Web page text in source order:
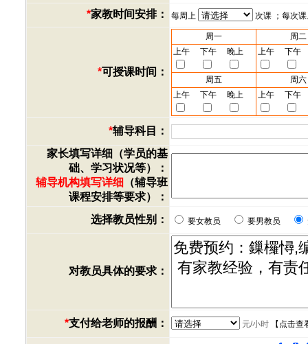
*家教时间安排： 每周上 次课 ；每次
*可授课时间：
周一
周二
上午
下午 晚上 上午 下午
周五
周六
上午
下午 晚上 上午 下午
*辅导科目：
家长填写详细（学员的基
础、学习状况等）：
辅导机构填写详细 （辅导班
课程安排等要求）：
选择教员性别：
要女教员 要男教员
对教员具体的要求：
*支付给老师的报酬： 元/小时【 点击查